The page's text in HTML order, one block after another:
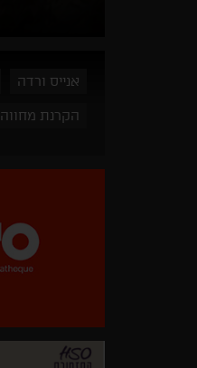
אנייס ורדה
הקרנת מחווה